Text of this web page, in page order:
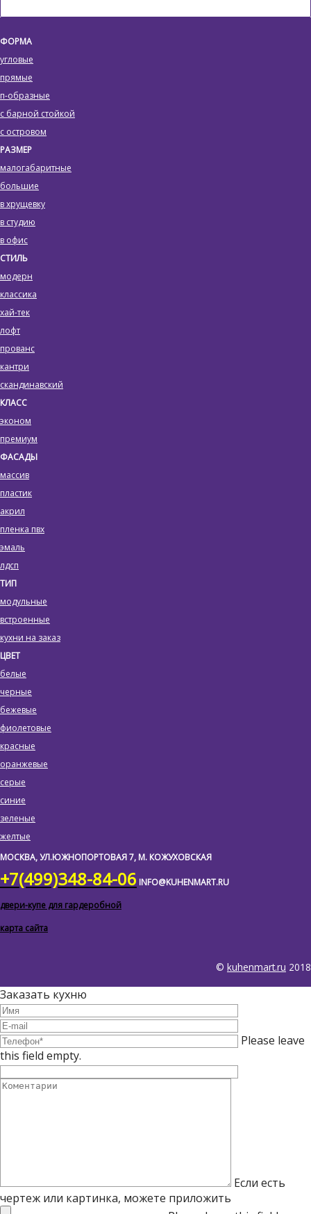
ФОРМА
угловые
прямые
п-образные
с барной стойкой
с островом
РАЗМЕР
малогабаритные
большие
в хрущевку
в студию
в офис
СТИЛЬ
модерн
классика
хай-тек
лофт
прованс
кантри
скандинавский
КЛАСС
эконом
премиум
ФАСАДЫ
массив
пластик
акрил
пленка пвх
эмаль
лдсп
ТИП
модульные
встроенные
кухни на заказ
ЦВЕТ
белые
черные
бежевые
фиолетовые
красные
оранжевые
серые
синие
зеленые
желтые
МОСКВА, УЛ.ЮЖНОПОРТОВАЯ 7, М. КОЖУХОВСКАЯ
+7(499)348-84-06 INFO@KUHENMART.RU
двери-купе для гардеробной
карта сайта
© kuhenmart.ru 2018
Заказать кухню
Please leave
this field empty.
Если есть
чертеж или картинка, можете приложить